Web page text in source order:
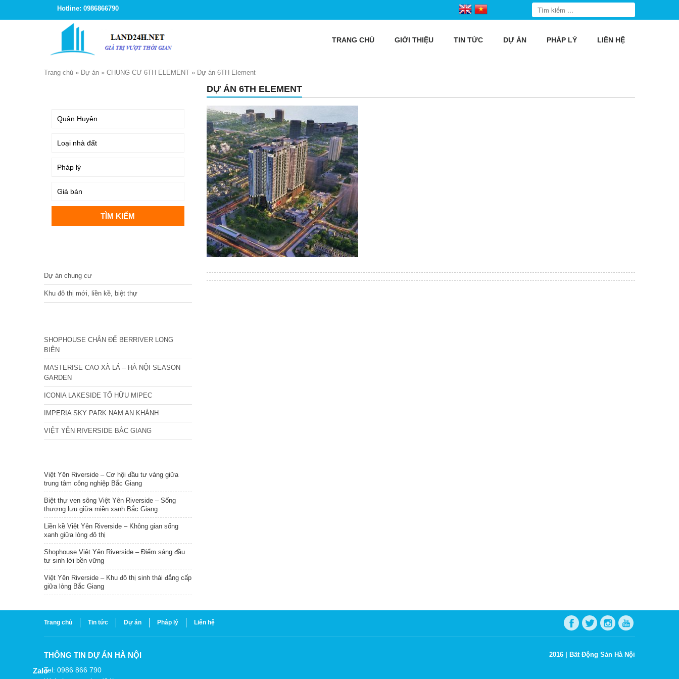
Hotline: 0986866790
TRANG CHỦ GIỚI THIỆU TIN TỨC DỰ ÁN PHÁP LÝ LIÊN HỆ
Trang chủ » Dự án » CHUNG CƯ 6TH ELEMENT » Dự án 6TH Element
DỰ ÁN 6TH ELEMENT
Dự án chung cư
Khu đô thị mới, liền kề, biệt thự
SHOPHOUSE CHÂN ĐẾ BERRIVER LONG
BIÊN
MASTERISE CAO XÀ LÁ – HÀ NỘI SEASON
GARDEN
ICONIA LAKESIDE TỐ HỮU MIPEC
IMPERIA SKY PARK NAM AN KHÁNH
VIỆT YÊN RIVERSIDE BẮC GIANG
Việt Yên Riverside – Cơ hội đầu tư vàng giữa
trung tâm công nghiệp Bắc Giang
Biệt thự ven sông Việt Yên Riverside – Sống
thượng lưu giữa miền xanh Bắc Giang
Liền kề Việt Yên Riverside – Không gian sống
xanh giữa lòng đô thị
Shophouse Việt Yên Riverside – Điểm sáng đầu
tư sinh lời bền vững
Việt Yên Riverside – Khu đô thị sinh thái đẳng cấp
giữa lòng Bắc Giang
Trang chủ Tin tức Dự án Pháp lý Liên hệ
THÔNG TIN DỰ ÁN HÀ NỘI
Tel: 0986 866 790
2016 | Bất Động Sản Hà Nội
Zalo